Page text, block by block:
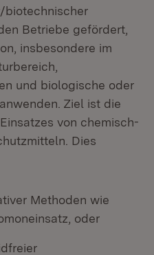
biotechnischer
Betriebe gefördert,
insbesondere im
und biologische oder
Ziel ist die
von chemisch-
Dies
Methoden wie
oder